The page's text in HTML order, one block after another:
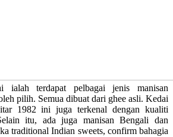
ialah terdapat pelbagai jenis manisan
pilih. Semua dibuat dari ghee asli. Kedai
1982 ini juga terkenal dengan kualiti
itu, ada juga manisan Bengali dan
traditional Indian sweets, confirm bahagia